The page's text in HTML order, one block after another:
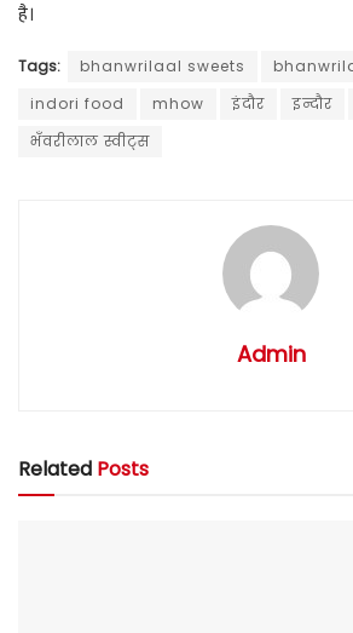
है।
Tags: bhanwrilaal sweets
indori food
mhow इंदौर इन्दौर
भँवरीलाल स्वीट्स
Admin
Related Posts